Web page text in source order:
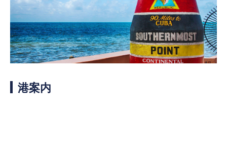
クルーズの楽しみ方
船内へようこそ
客船のご案内
寄港地ガイド
港案内